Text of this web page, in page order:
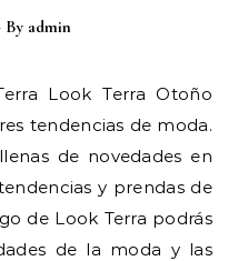
By admin
tendencias de moda.
de novedades en
y prendas de
de Look Terra podrás
de la moda y las